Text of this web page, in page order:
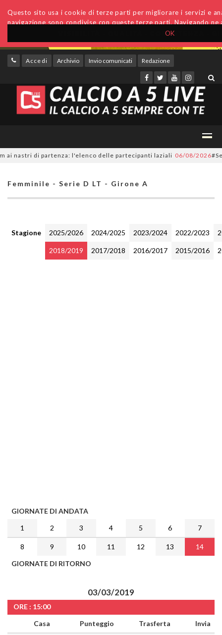
OK
Questo sito usa i cookie di terze parti per migliorare i servizi e
navigazione sono condivise con queste terze parti. Navigando
Accedi Archivio Invio comunicati Redazione
di partenza: l'elenco delle partecipanti laziali 06/08/2026
Femminile - Serie D LT - Girone A
Stagione 2025/2026 2024/2025 2023/2024 2022/2023
2018/2019 2017/2018 2016/2017 2015/2016
GIORNATE DI ANDATA
1
2 3 4 5 6 7
8 9 10 11 12 13
14
GIORNATE DI RITORNO
03/03/2019
ORE : 15:00
Casa
Punteggio Trasferta Invia